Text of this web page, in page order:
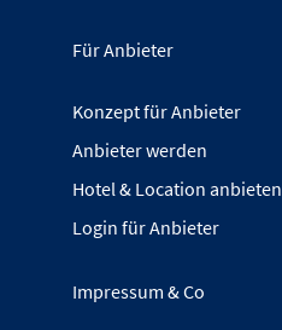
Für Anbieter
Konzept für Anbieter
Anbieter werden
Hotel & Location anbieten
Login für Anbieter
Impressum & Co